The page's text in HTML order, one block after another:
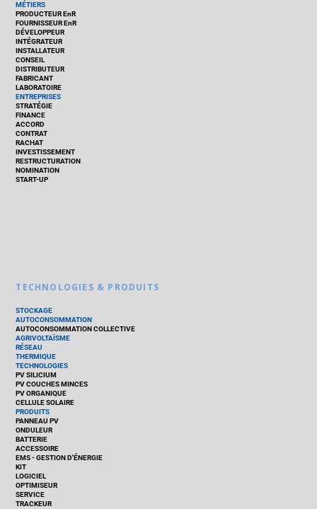
MÉTIERS
PRODUCTEUR EnR
FOURNISSEUR EnR
DÉVELOPPEUR
INTÉGRATEUR
INSTALLATEUR
CONSEIL
DISTRIBUTEUR
FABRICANT
LABORATOIRE
ENTREPRISES
STRATÉGIE
FINANCE
ACCORD
CONTRAT
RACHAT
INVESTISSEMENT
RESTRUCTURATION
NOMINATION
START-UP
TECHNOLOGIES & PRODUITS
STOCKAGE
AUTOCONSOMMATION
AUTOCONSOMMATION COLLECTIVE
AGRIVOLTAÏSME
RÉSEAU
THERMIQUE
TECHNOLOGIES
PV SILICIUM
PV COUCHES MINCES
PV ORGANIQUE
CELLULE SOLAIRE
PRODUITS
PANNEAU PV
ONDULEUR
BATTERIE
ACCESSOIRE
EMS - GESTION D'ÉNERGIE
KIT
LOGICIEL
OPTIMISEUR
SERVICE
TRACKEUR